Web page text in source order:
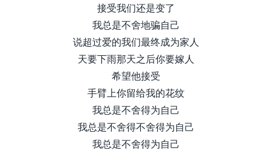
接受我们还是变了
我总是不舍地骗自己
说超过爱的我们最终成为家人
天要下雨那天之后你要嫁人
希望他接受
手臂上你留给我的花纹
我总是不舍得为自己
我总是不舍得不舍得为自己
我总是不舍得为自己